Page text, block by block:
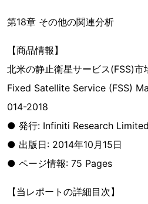
第18章 その他の関連分析
【商品情報】
北米の静止衛星サービス(FSS)市
Fixed Satellite Service (FSS)
014-2018
● 発行: Infiniti Research
● 出版日: 2014年10月15日
● ページ情報: 75 Pages
【当レポートの詳細目次】